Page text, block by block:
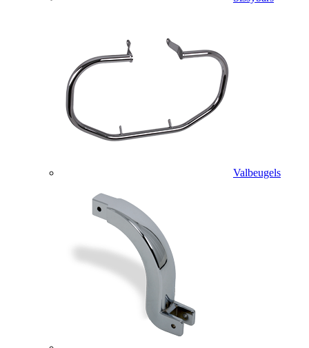
Valbeugels